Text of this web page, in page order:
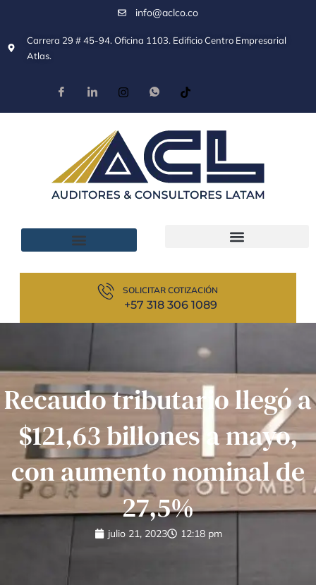
info@aclco.co
Carrera 29 # 45-94. Oficina 1103. Edificio Centro Empresarial
Atlas.
SOLICITAR COTIZACIÓN
+57 318 306 1089
Recaudo tributario llegó a
$121,63 billones a mayo,
con aumento nominal de
27,5%
julio 21, 2023 12:18 pm